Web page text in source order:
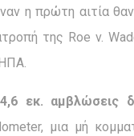
η πρώτη αιτία
της Roe v.
εκ. αμβλώσεις
μια μή